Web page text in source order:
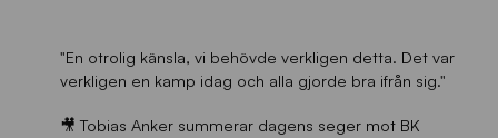
"En otrolig känsla, vi behövde verkligen detta. Det var
verkligen en kamp idag och alla gjorde bra ifrån sig."
🎥 Tobias Anker summerar dagens seger mot BK